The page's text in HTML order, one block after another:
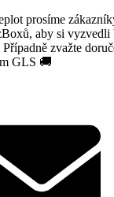
prosíme
aby si
zvažte
GLS 🚚